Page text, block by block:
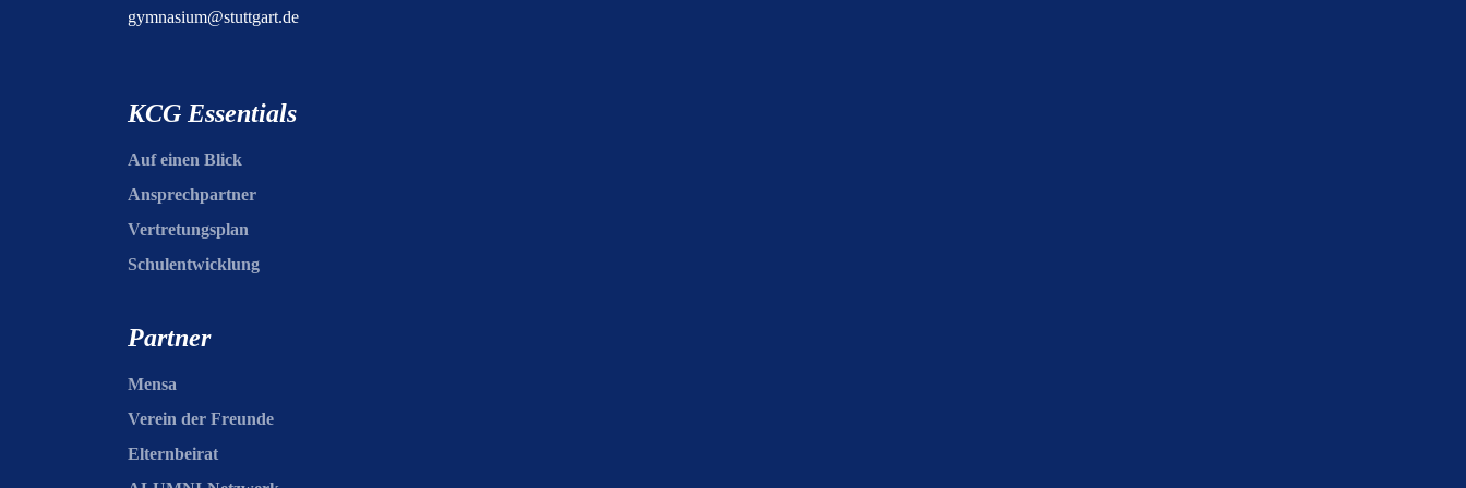
gymnasium@stuttgart.de
KCG Essentials
Auf einen Blick
Ansprechpartner
Vertretungsplan
Schulentwicklung
Partner
Mensa
Verein der Freunde
Elternbeirat